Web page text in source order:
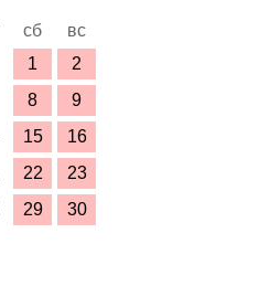
сб
вс
1
2
8
9
15
16
22
23
29
30